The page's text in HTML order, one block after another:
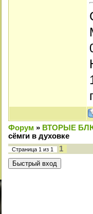
Форум » ВТОРЫЕ
сёмги в духовке
Страница 1 из 1 1